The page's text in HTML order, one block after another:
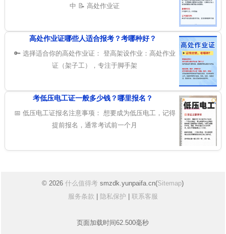
中 📝 高处作业证
高处作业证哪些人适合报考？考哪种好？
🔑 选择适合你的高处作业证： 登高架设作业：高处作业
证（架子工），专注于脚手架
考低压电工证一般多少钱？哪里报名？
📅 低压电工证报名注意事项： 想要成为低压电工，记得
提前报名，通常考试前一个月
© 2026什么值得考 smzdk.yunpaifa.cn(Sitemap)
服务条款
隐私保护 联系客服
页面加载时间62.500毫秒